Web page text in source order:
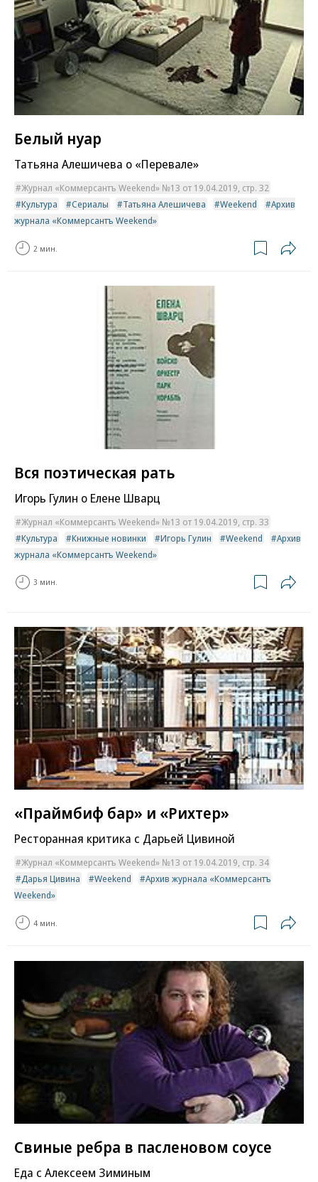
Белый нуар
Татьяна Алешичева о «Перевале»
Журнал «Коммерсантъ Weekend» №13 от 19.04.2019, стр. 32
Культура
Сериалы Татьяна Алешичева Weekend
Архив
журнала «Коммерсантъ Weekend»
2 мин.
Вся поэтическая рать
Игорь Гулин о Елене Шварц
Журнал «Коммерсантъ Weekend» №13 от 19.04.2019, стр. 33
Культура
Книжные новинки Игорь Гулин Weekend
Архив
журнала «Коммерсантъ Weekend»
3 мин.
«Праймбиф бар» и «Рихтер»
Ресторанная критика с Дарьей Цивиной
Журнал «Коммерсантъ Weekend» №13 от 19.04.2019, стр. 34
Дарья Цивина
Weekend
Архив журнала «Коммерсантъ
Weekend»
4 мин.
Свиные ребра в пасленовом соусе
Еда с Алексеем Зиминым